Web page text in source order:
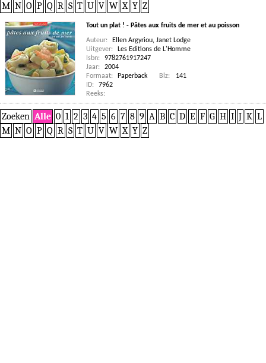
M N O P Q R S T U V W X Y Z
Tout un plat ! - Pâtes aux fruits de mer et au poisson
Auteur: Ellen Argyriou, Janet Lodge
Uitgever:
Les Editions de L'Homme
Isbn:
9782761917247
Jaar:
2004
Formaat:
Paperback Blz:
141
ID:
7962
Reeks:
Zoeken Alle 0 1 2 3 4 5 6 7 8 9 A B C D E F G H I J K L
M N O P Q R S T U V W X Y Z